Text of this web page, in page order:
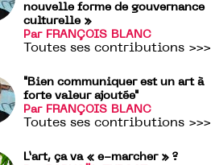
nouvelle forme de gouvernance
culturelle »
Par FRANÇOIS BLANC
Toutes ses contributions >>>
"Bien communiquer est un art à
forte valeur ajoutée"
Par FRANÇOIS BLANC
Toutes ses contributions >>>
L’art, ça va « e-marcher » ?